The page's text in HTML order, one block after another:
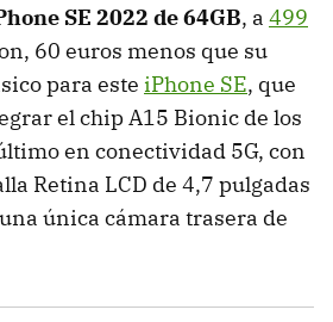
SE 2022 de 64GB, a 499
60 euros menos que su
para este iPhone SE, que
el chip A15 Bionic de los
en conectividad 5G, con
Retina LCD de 4,7 pulgadas
única cámara trasera de